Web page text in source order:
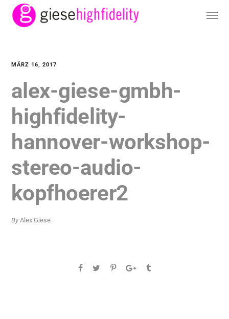
MÄRZ 16, 2017
alex-giese-gmbh-
highfidelity-
hannover-workshop-
stereo-audio-
kopfhoerer2
ByAlex Giese